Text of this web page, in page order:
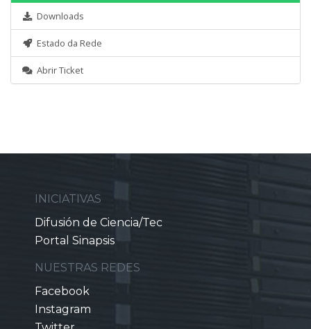
Downloads
Estado da Rede
Abrir Ticket
INICIATIVAS
Difusión de Ciencia/Tec
Portal Sinapsis
NUESTRAS REDES
Facebook
Instagram